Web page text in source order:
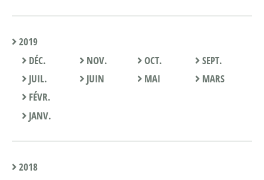
2019
DÉC.
NOV. OCT.
SEPT.
JUIL.
JUIN MAI
MARS
FÉVR.
JANV.
2018